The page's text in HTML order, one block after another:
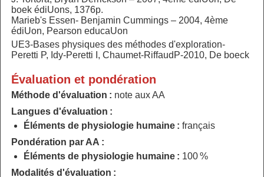
boek édiUons, 1376p.
Marieb's Essen- Benjamin Cummings – 2004, 4ème
édiUon, Pearson educaUon
UE3-Bases physiques des méthodes d'exploration-
Peretti P, Idy-Peretti I, Chaumet-RiffaudP-2010, De boeck
Évaluation et pondération
Méthode d'évaluation : note aux AA
Langues d'évaluation :
Éléments de physiologie humaine :français
Pondération par AA :
Éléments de physiologie humaine : 100 %
Modalités d'évaluation :